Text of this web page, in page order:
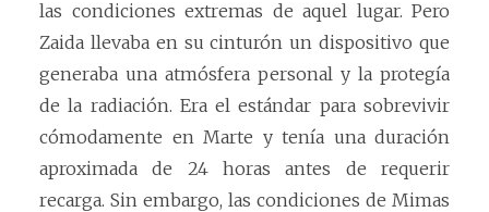
las condiciones extremas de aquel lugar. Pero
Zaida llevaba en su cinturón un dispositivo que
generaba una atmósfera personal y la protegía
de la radiación. Era el estándar para sobrevivir
cómodamente en Marte y tenía una duración
aproximada de 24 horas antes de requerir
recarga. Sin embargo, las condiciones de Mimas